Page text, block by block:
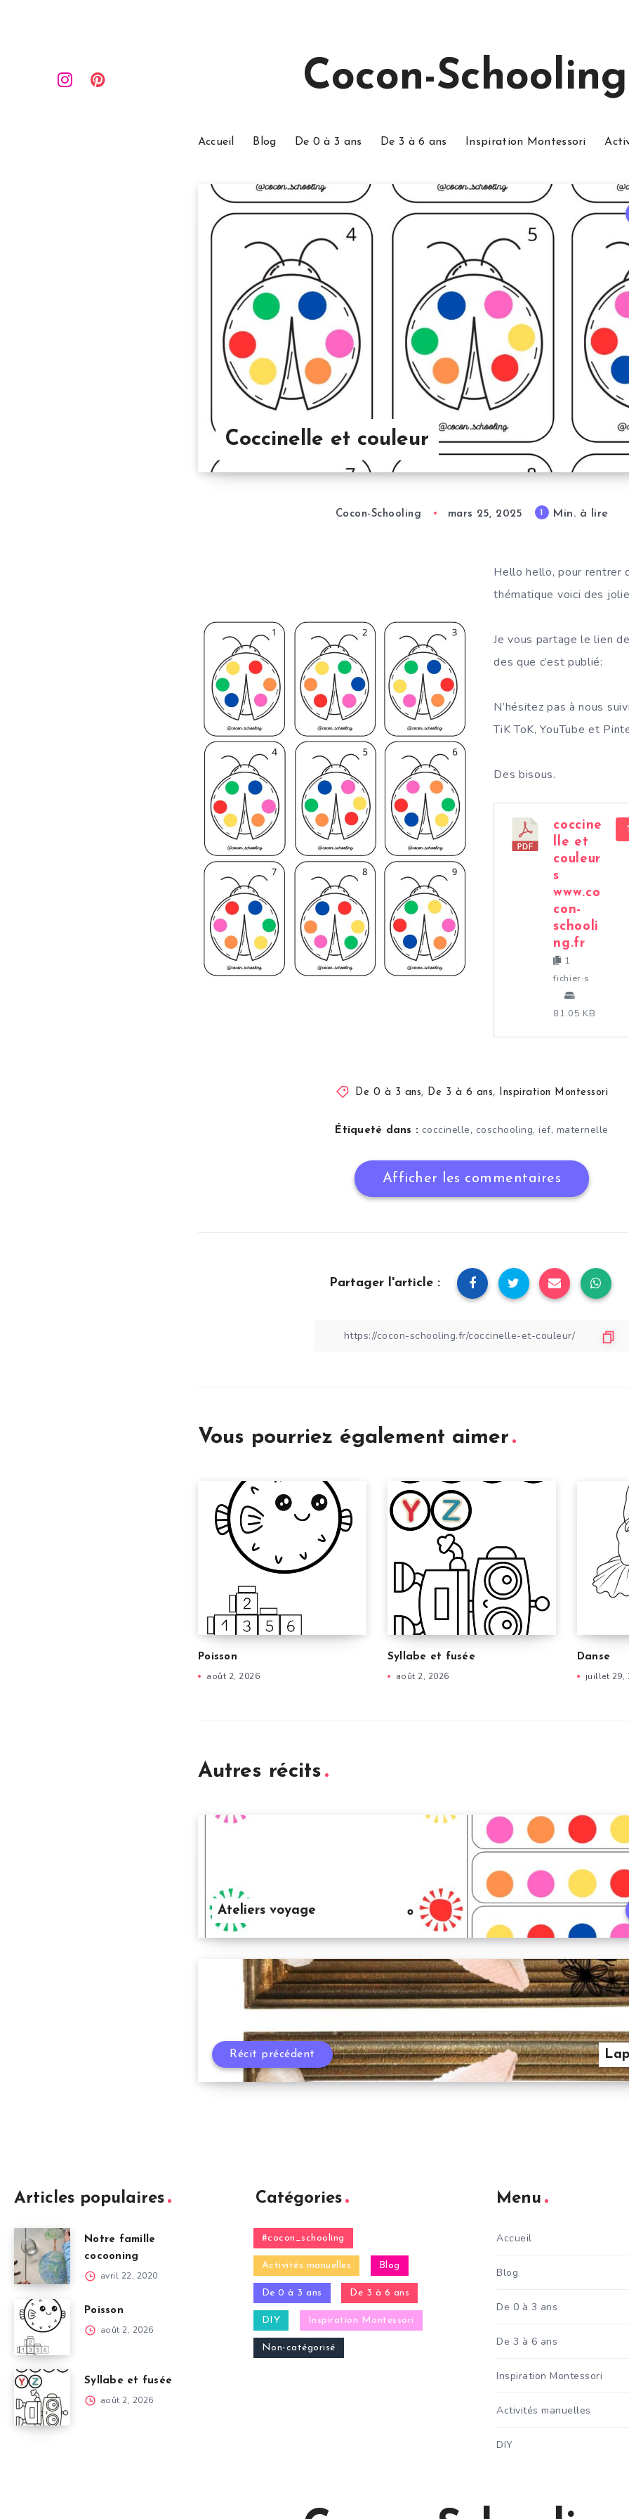
Cocon-Schooling
Accueil Blog De 0 à 3 ans De 3 à 6 ans Inspiration Montessori
Coccinelle et couleur
Cocon-Schooling mars 25, 2025 Min. à lire
Hello hello, pour rentrer
thématique voici des
Je vous partage le lien
des que c’est publié:
N’hésitez pas à nous
TiK ToK, YouTube et
Des bisous.
coccine
lle et
couleur
s
www.co
con-
schooli
ng.fr
1
fichier·s
81.05 KB
De 0 à 3 ans, De 3 à 6 ans, Inspiration Montessori
Étiqueté dans : coccinelle, coschooling,ief, maternelle
Afficher les commentaires
Partager l'article :
Vous pourriez également aimer
Poisson
août 2, 2026
Syllabe et fusée
août 2, 2026
Danse
juillet 29,
Autres récits
Ateliers voyage
Récit précédent
Articles populaires
Notre famille
cocooning
avril 22, 2020
Poisson
août 2, 2026
Syllabe et fusée
août 2, 2026
Catégories
#cocon_schooling
Activités manuelles Blog
De 0 à 3 ans De 3 à 6 ans
DIY Inspiration Montessori
Non-catégorisé
Menu
Accueil
Blog
De 0 à 3 ans
De 3 à 6 ans
Inspiration Montessori
Activités manuelles
DIY